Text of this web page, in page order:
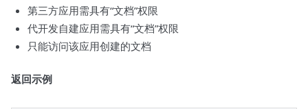
第三方应用需具有“文档”权限
代开发自建应用需具有“文档”权限
只能访问该应用创建的文档
返回示例